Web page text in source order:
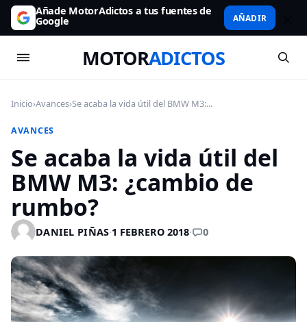
Añade MotorAdictos a tus fuentes de
Google AÑADIR
MOTORADICTOS
Inicio›Avances›Se acaba la vida útil del BMW M3:...
AVANCES
Se acaba la vida útil del
BMW M3: ¿cambio de
rumbo?
DANIEL PIÑAS·1 FEBRERO 2018· 0